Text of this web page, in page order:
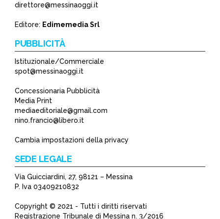
direttore@messinaoggi.it
Editore: Edimemedia Srl
PUBBLICITÀ
Istituzionale/Commerciale
spot@messinaoggi.it
Concessionaria Pubblicità
Media Print
mediaeditoriale@gmail.com
nino.francio@libero.it
Cambia impostazioni della privacy
SEDE LEGALE
Via Guicciardini, 27, 98121 – Messina
P. Iva 03409210832
Copyright © 2021 - Tutti i diritti riservati
Registrazione Tribunale di Messina n. 3/2016